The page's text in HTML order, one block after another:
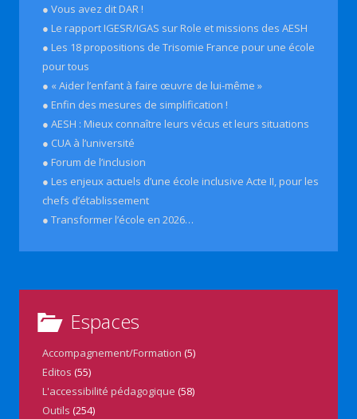
● Vous avez dit DAR !
● Le rapport IGESR/IGAS sur Role et missions des AESH
● Les 18 propositions de Trisomie France pour une école
pour tous
● « Aider l’enfant à faire œuvre de lui-même »
● Enfin des mesures de simplification !
● AESH : Mieux connaître leurs vécus et leurs situations
● CUA à l’université
● Forum de l’inclusion
● Les enjeux actuels d’une école inclusive Acte II, pour les
chefs d’établissement
● Transformer l’école en 2026…
Espaces
Accompagnement/Formation (5)
Editos (55)
L'accessibilité pédagogique (58)
Outils (254)